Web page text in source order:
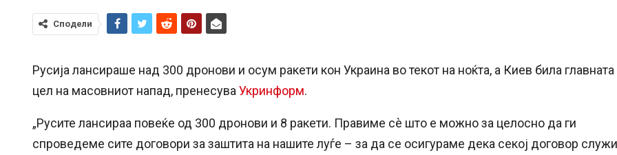
Сподели
Русија лансираше над 300 дронови и осум ракети кон Украина во текот на ноќта, а Киев била главната
цел на масовниот напад, пренесуваУкринформ.
„Русите лансираа повеќе од 300 дронови и 8 ракети. Правиме сè што е можно за целосно да ги
спроведеме сите договори за заштита на нашите луѓе – за да се осигураме дека секој договор служи